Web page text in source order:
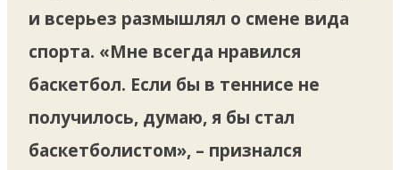
и всерьез размышлял о смене вида
спорта. «Мне всегда нравился
баскетбол. Если бы в теннисе не
получилось, думаю, я бы стал
баскетболистом», – признался